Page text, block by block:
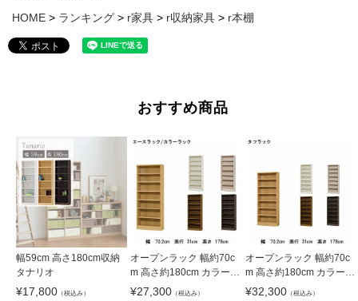
HOME ランキング r家具 r収納家具 r本棚
おすすめ商品
幅59cm 高さ180cm収納
タナリオ
¥17,800 （税込み）
オープンラック 幅約70c
m 高さ約180cm カラーラ
ック
¥27,300 （税込み）
オープンラック 幅約70c
m 高さ約180cm カラータ
フラック
¥32,300（税込み）